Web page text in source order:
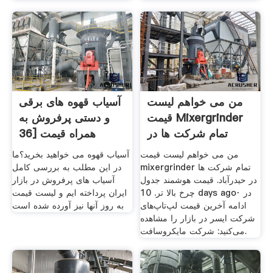
آسیاب قهوه های برقی
و دستی پرفروش به
همراه قیمت [36
آسیاب قهوه می خواهید بخرید؟ما
در این مطلب به بررسی کامل
آسیاب های پرفروش در بازار
ایران پرداخته ایم و لیست قیمت
به روز آنها نیز آورده شده است
من می خواهم لیست
قیمت Mixergrinder
تمام شرکت ها در
من می خواهم لیست قیمت
mixergrinder تمام شرکت ها
در حیدرآباد. قیمت هوشمند جدول
چرخ بالا تر. 10 days ago· در
ادامه آخرین قیمت لپ‌تاپ‌های
شرکت ایسر در بازار را مشاهده
می‌کنید: شرکت مایکروسافت.